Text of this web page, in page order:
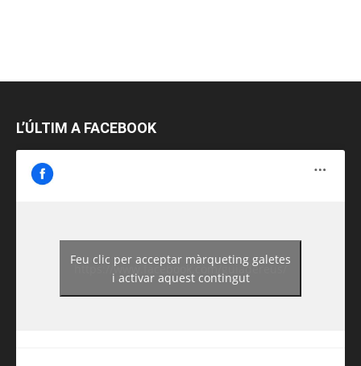
L’ÚLTIM A FACEBOOK
https://www.facebook.com/guiadereus/
Feu clic per acceptar màrqueting galetes
i activar aquest contingut